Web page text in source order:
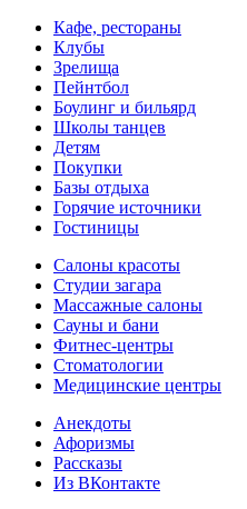
Кафе, рестораны
Клубы
Зрелища
Пейнтбол
Боулинг и бильярд
Школы танцев
Детям
Покупки
Базы отдыха
Горячие источники
Гостиницы
Салоны красоты
Студии загара
Массажные салоны
Сауны и бани
Фитнес-центры
Стоматологии
Медицинские центры
Анекдоты
Афоризмы
Рассказы
Из ВКонтакте